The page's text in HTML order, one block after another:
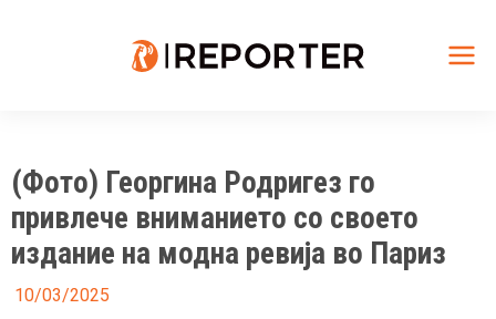
(Фото) Георгина Родригез го
привлече вниманието со своето
издание на модна ревија во Париз
10/03/2025